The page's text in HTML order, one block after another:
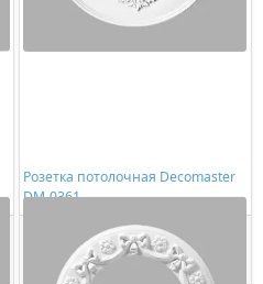
Розетка потолочная Decomaster
DM-0361
2197,00 ₽/шт
Купить